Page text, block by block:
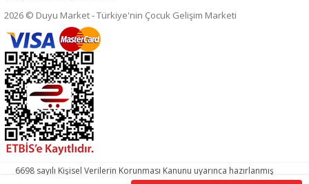
2026 © Duyu Market - Türkiye'nin Çocuk Gelişim Marketi
6698 sayılı Kişisel Verilerin Korunması Kanunu uyarınca hazırlanmış